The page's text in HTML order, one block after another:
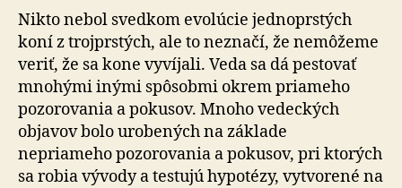
Nikto nebol svedkom evolúcie jednoprstých
koní z trojprstých, ale to neznačí, že nemôžeme
veriť, že sa kone vyvíjali. Veda sa dá pestovať
mnohými inými spôsobmi okrem priameho
pozorovania a pokusov. Mnoho vedeckých
objavov bolo urobených na základe
nepriameho pozorovania a pokusov, pri ktorých
sa robia vývody a testujú hypotézy, vytvorené na